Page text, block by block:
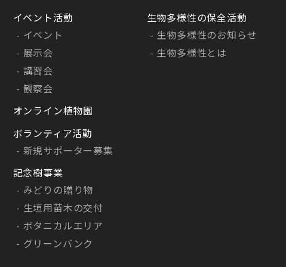
イベント活動
イベント
展示会
講習会
観察会
オンライン植物園
ボランティア活動
新規サポーター募集
記念樹事業
みどりの贈り物
生垣用苗木の交付
ボタニカルエリア
グリーンバンク
生物多様性の保全活動
生物多様性のお知らせ
生物多様性とは